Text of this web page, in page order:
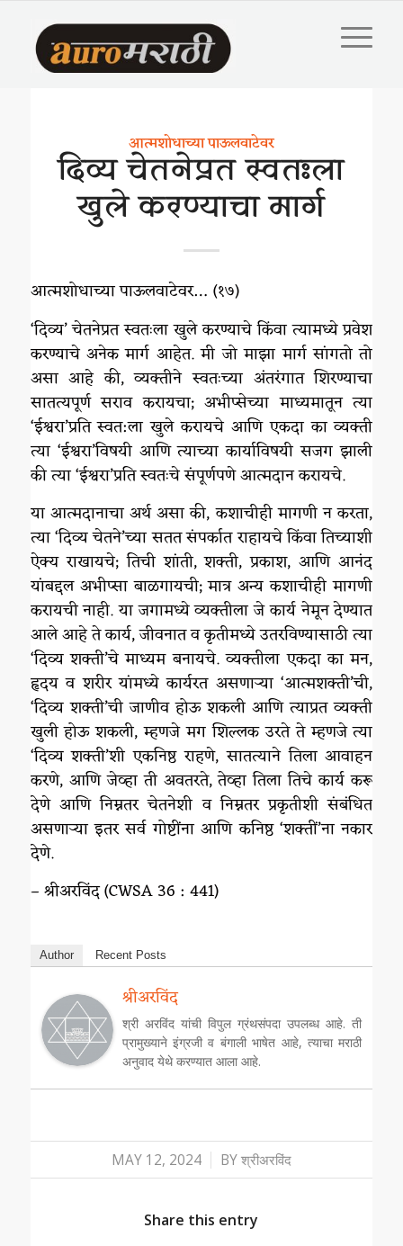
आत्मशोधाच्या पाऊलवाटेवर
दिव्य चेतनेप्रत स्वतःला
खुले करण्याचा मार्ग
आत्मशोधाच्या पाऊलवाटेवर… (१७)
‘दिव्य’ चेतनेप्रत स्वतःला खुले करण्याचे किंवा त्यामध्ये प्रवेश
करण्याचे अनेक मार्ग आहेत. मी जो माझा मार्ग सांगतो तो
असा आहे की, व्यक्तीने स्वतःच्या अंतरंगात शिरण्याचा
सातत्यपूर्ण सराव करायचा; अभीप्सेच्या माध्यमातून त्या
‘ईश्वरा’प्रति स्वत:ला खुले करायचे आणि एकदा का व्यक्ती
त्या ‘ईश्वरा’विषयी आणि त्याच्या कार्याविषयी सजग झाली
की त्या ‘ईश्वरा’प्रति स्वतःचे संपूर्णपणे आत्मदान करायचे.
या आत्मदानाचा अर्थ असा की, कशाचीही मागणी न करता,
त्या ‘दिव्य चेतने’च्या सतत संपर्कात राहायचे किंवा तिच्याशी
ऐक्य राखायचे; तिची शांती, शक्ती, प्रकाश, आणि आनंद
यांबद्दल अभीप्सा बाळगायची; मात्र अन्य कशाचीही मागणी
करायची नाही. या जगामध्ये व्यक्तीला जे कार्य नेमून देण्यात
आले आहे ते कार्य, जीवनात व कृतीमध्ये उतरविण्यासाठी त्या
‘दिव्य शक्ती’चे माध्यम बनायचे. व्यक्तीला एकदा का मन,
हृदय व शरीर यांमध्ये कार्यरत असणाऱ्या ‘आत्मशक्ती’ची,
‘दिव्य शक्ती’ची जाणीव होऊ शकली आणि त्याप्रत व्यक्ती
खुली होऊ शकली, म्हणजे मग शिल्लक उरते ते म्हणजे त्या
‘दिव्य शक्ती’शी एकनिष्ठ राहणे, सातत्याने तिला आवाहन
करणे, आणि जेव्हा ती अवतरते, तेव्हा तिला तिचे कार्य करू
देणे आणि निम्नतर चेतनेशी व निम्नतर प्रकृतीशी संबंधित
असणाऱ्या इतर सर्व गोष्टींना आणि कनिष्ठ ‘शक्तीं’ना नकार
देणे.
– श्रीअरविंद (CWSA 36 : 441)
Author Recent Posts
श्रीअरविंद
श्री अरविंद यांची विपुल ग्रंथसंपदा उपलब्ध आहे. ती
प्रामुख्याने इंग्रजी व बंगाली भाषेत आहे, त्याचा मराठी
अनुवाद येथे करण्यात आला आहे.
MAY 12, 2024
/ BYश्रीअरविंद
Share this entry